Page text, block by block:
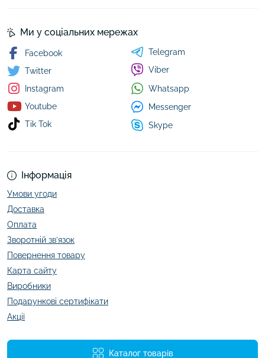
Інформація
Умови угоди
Доставка
Оплата
Зворотній зв’язок
Повернення товару
Карта сайту
Виробники
Подарункові сертифікати
Акції
Каталог товарів
Ми у соціальних мережах
Facebook
Twitter
Instagram
Youtube
Tik Tok
Telegram
Viber
Whatsapp
Messenger
Skype